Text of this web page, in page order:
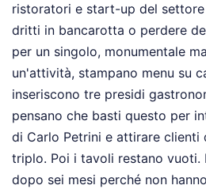
ristoratori e start-up del
dritti in bancarotta o perdere
per un singolo, monumentale
un'attività, stampano menu su
inseriscono tre presidi
pensano che basti questo per
di Carlo Petrini e attirare clienti
triplo. Poi i tavoli restano vuoti.
dopo sei mesi perché non